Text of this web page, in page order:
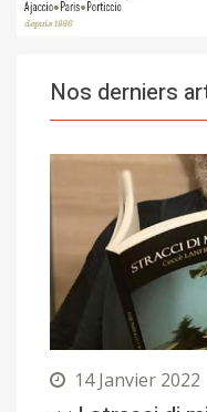
Nos derniers
14 Janvier 2022